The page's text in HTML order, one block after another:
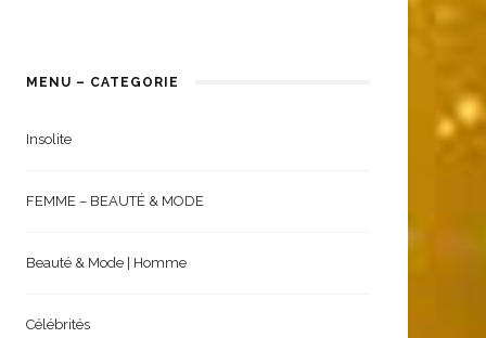
MENU – CATEGORIE
Insolite
FEMME – BEAUTÉ & MODE
Beauté & Mode | Homme
Célébrités